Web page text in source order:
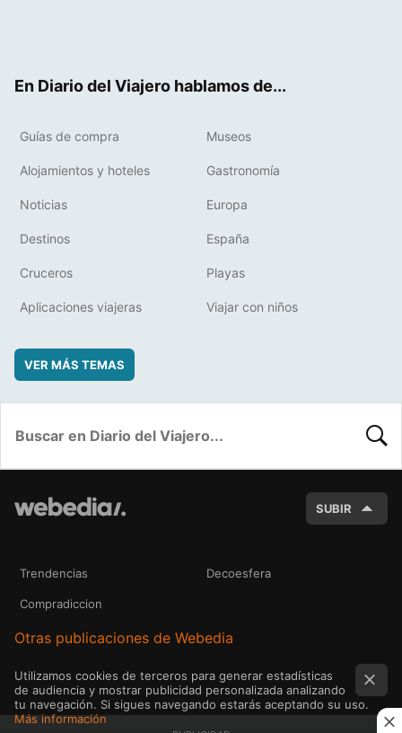
En Diario del Viajero hablamos de...
Guías de compra Museos
Alojamientos y hoteles Gastronomía
Noticias Europa
Destinos España
Cruceros Playas
Aplicaciones viajeras Viajar con niños
VER MÁS TEMAS
SUBIR
Trendencias Decoesfera
Compradiccion
Otras publicaciones de Webedia
Utilizamos cookies de terceros para generar estadísticas
de audiencia y mostrar publicidad personalizada analizando
tu navegación. Si sigues navegando estarás aceptando su uso.
Más información